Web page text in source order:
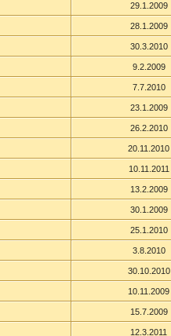
29.1.2009
28.1.2009
30.3.2010
9.2.2009
7.7.2010
23.1.2009
26.2.2010
20.11.2010
10.11.2011
13.2.2009
30.1.2009
25.1.2010
3.8.2010
30.10.2010
10.11.2009
15.7.2009
12.3.2011